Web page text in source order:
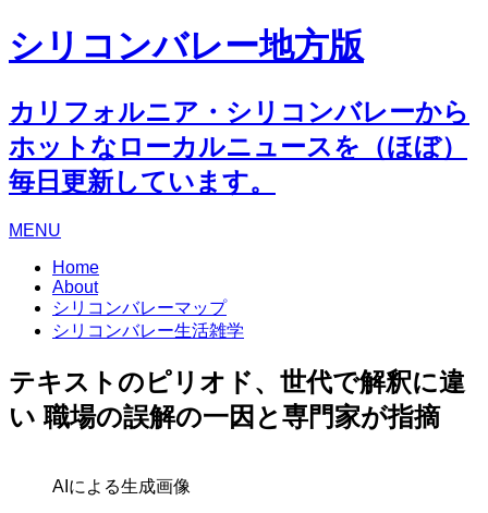
シリコンバレー地方版
カリフォルニア・シリコンバレーから
ホットなローカルニュースを（ほぼ）
毎日更新しています。
MENU
Home
About
シリコンバレーマップ
シリコンバレー生活雑学
テキストのピリオド、世代で解釈に違
い 職場の誤解の一因と専門家が指摘
AIによる生成画像